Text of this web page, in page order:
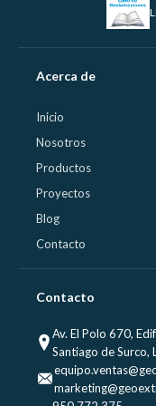
Acerca de
Inicio
Nosotros
Productos
Proyectos
Blog
Contacto
Contacto
Av. El Polo 670,
Santiago de Surco,